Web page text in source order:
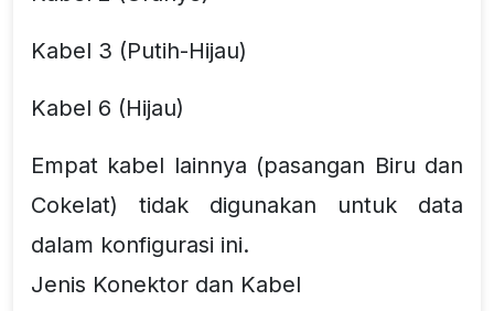
Kabel 3 (Putih-Hijau)
Kabel 6 (Hijau)
Empat kabel lainnya (pasangan Biru dan
Cokelat) tidak digunakan untuk data
dalam konfigurasi ini.
Jenis Konektor dan Kabel